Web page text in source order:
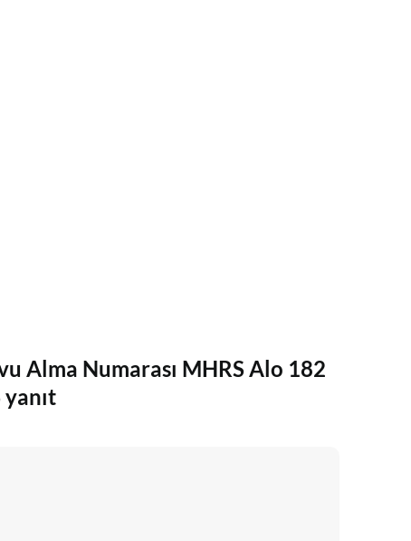
Alma Numarası MHRS Alo 182